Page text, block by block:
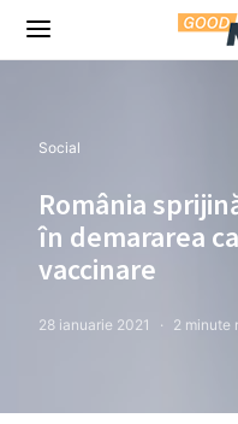
Social
România
în demararea
vaccinare
28 ianuarie 2021 2 minute